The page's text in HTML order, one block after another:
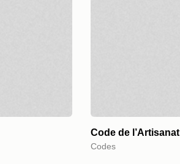
Code de l’Artisanat
Codes